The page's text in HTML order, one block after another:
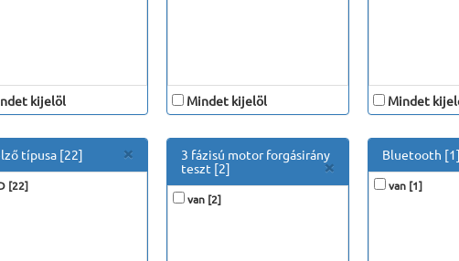
kijelöl Mindet kijelöl Mindet
típusa [22] ×Close
[22]
3 fázisú motor forgásirány
teszt [2]
×Close
van [2]
Bluetooth [1]
van [1]